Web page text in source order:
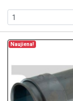
Naujiena!